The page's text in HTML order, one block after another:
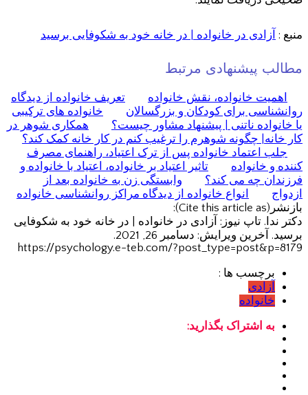
منبع : آزادی در خانواده | در خانه خود به شکوفایی برسید
مطالب پیشنهادی مرتبط
اهمیت خانواده، نقش خانواده
تعریف خانواده از دیدگاه
روانشناسی برای کودکان و بزرگسالان
خانواده های ترکیبی
یا خانواده ناتنی | پیشنهاد مشاور چیست؟
همکاری شوهر در
کار خانه| چگونه شوهرم را ترغیب کنم در کار خانه کمک کند؟
جلب اعتماد خانواده پس از ترک اعتیاد، راهنمای مصرف
کننده و خانواده
تاثیر اعتیاد بر خانواده، اعتیاد با خانواده و
فرزندان چه می کند؟
وابستگی زن به خانواده بعد از
ازدواج
انواع خانواده از دیدگاه مراکز روانشناسی خانواده
بازنشر(Cite this article as):
دکتر ندا. تاپ نیوز: آزادی در خانواده | در خانه خود به شکوفایی
برسید. آخرین ویرایش: دسامبر 26, 2021.
https://psychology.e-teb.com/?post_type=post&p=8179
برچسب ها :
آزادی
خانواده
به اشتراک بگذارید: